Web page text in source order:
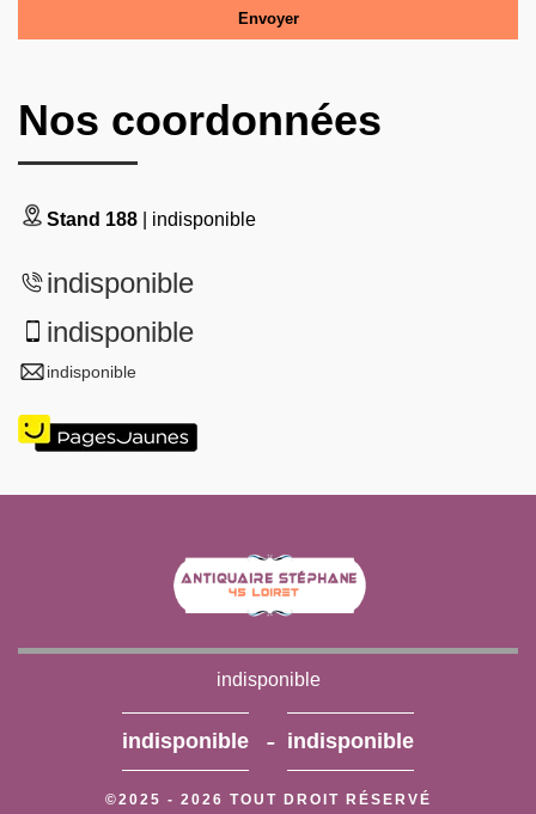
Nos coordonnées
Stand 188 | indisponible
indisponible
indisponible
indisponible
indisponible
indisponible - indisponible
©2025 - 2026 TOUT DROIT RÉSERVÉ